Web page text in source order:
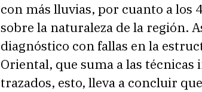
con más lluvias, por cuanto a
sobre la naturaleza de la región.
diagnóstico con fallas en la
Oriental, que suma a las técnicas
trazados, esto, lleva a concluir